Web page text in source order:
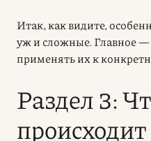
Итак, как видите,
уж и сложные. Главное
применять их к
Раздел 3: